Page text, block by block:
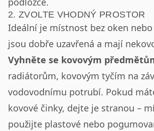
2. ZVOLTE VHODNÝ PROSTOR
Ideální je místnost bez oken
jsou dobře uzavřená a mají
Vyhněte se kovovým
radiátorům, kovovým tyčím na
vodovodnímu potrubí. Pokud
kovové činky, dejte je stranou –
použijte plastové nebo